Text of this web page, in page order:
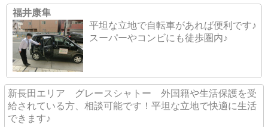
福井康隼
平坦な立地で自転車があれば便利です♪
スーパーやコンビにも徒歩圏内♪
新長田エリア グレースシャトー 外国籍や生活保護を受
給されている方、相談可能です！平坦な立地で快適に生活
できます♪